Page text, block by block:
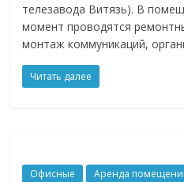
телезавода Витязь). В
момент проводятся
монтаж коммуникаций,
Читать далее
Офисные Аренда